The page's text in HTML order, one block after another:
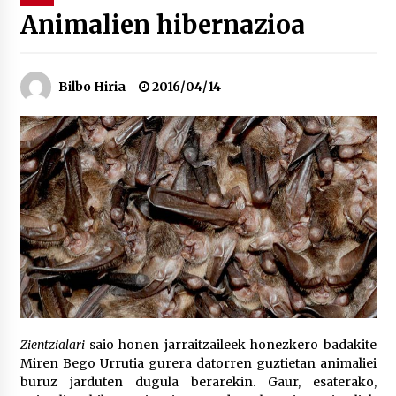
Bakaikuko barnetegitik gazteek egindako saio
berezia
2026/07/16
Tuba eta bonbardinoaren astea, Bilboko
Kontserbatorioan protagonista
2026/07/16
Auzoportala : 1×04 Auzofoniak
2026/07/15
Gaur abitua da Bilbao bbk live jaialdia
2026/07/09
Animalien hibernazioa
Bilbo Hiria 2016/04/14
Zientzialarisaio honen jarraitzaileek honezkero badakite
Miren Bego Urrutia gurera datorren guztietan animaliei
buruz jarduten dugula berarekin. Gaur, esaterako,